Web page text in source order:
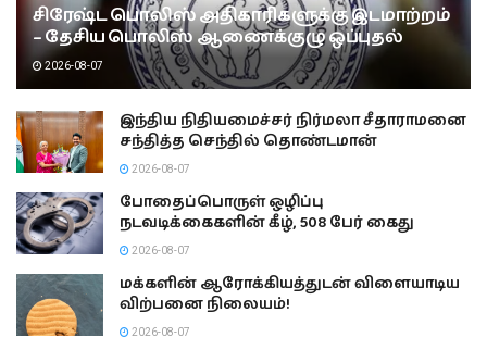
சிரேஷ்ட பொலிஸ் அதிகாரிகளுக்கு இடமாற்றம்
– தேசிய பொலிஸ் ஆணைக்குழு ஒப்புதல்
2026-08-07
இந்திய நிதியமைச்சர் நிர்மலா சீதாராமனை
சந்தித்த செந்தில் தொண்டமான்
2026-08-07
போதைப்பொருள் ஒழிப்பு
நடவடிக்கைகளின் கீழ், 508 பேர் கைது
2026-08-07
மக்களின் ஆரோக்கியத்துடன் விளையாடிய
விற்பனை நிலையம்!
2026-08-07